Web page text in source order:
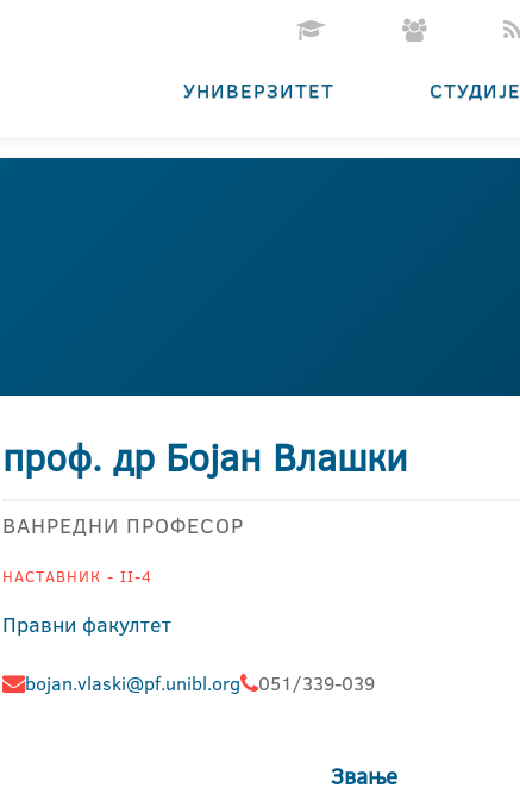
УНИВЕРЗИТЕТ СТУДИЈЕ
проф. др Бојан Влашки
ВАНРЕДНИ ПРОФЕСОР
НАСТАВНИК - II-4
Правни факултет
bojan.vlaski@pf.unibl.org 051/339-039
Звање